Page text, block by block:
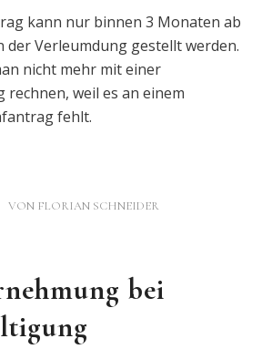
kann nur binnen 3 Monaten ab
der Verleumdung gestellt werden.
nicht mehr mit einer
weil es an einem
fehlt.
VON FLORIAN SCHNEIDER
bei